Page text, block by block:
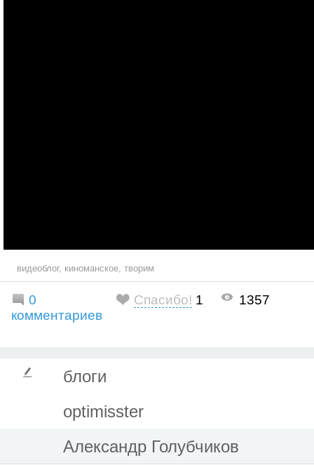
видеоблог, киноманское творим
0
комментариев
Спасибо! 1 1357
блоги
optimisster
Александр Голубчиков